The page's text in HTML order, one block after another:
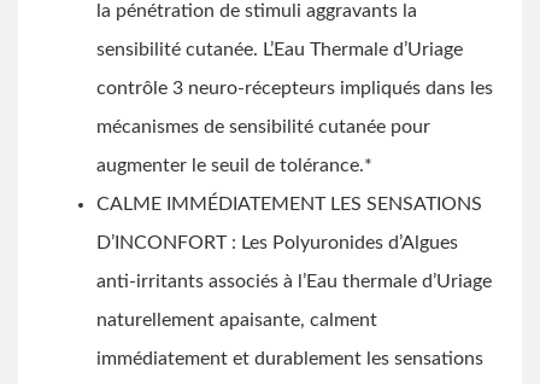
la pénétration de stimuli aggravants la
sensibilité cutanée. L’Eau Thermale d’Uriage
contrôle 3 neuro-récepteurs impliqués dans les
mécanismes de sensibilité cutanée pour
augmenter le seuil de tolérance.*
CALME IMMÉDIATEMENT LES SENSATIONS
D’INCONFORT : Les Polyuronides d’Algues
anti-irritants associés à l’Eau thermale d’Uriage
naturellement apaisante, calment
immédiatement et durablement les sensations